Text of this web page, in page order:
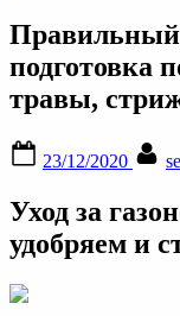
Правильный
подготовка
травы,
on
23/12/2020
Уход за
удобряем и